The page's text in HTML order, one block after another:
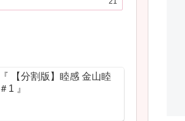
『 【分割版】睦感 金山睦
＃1 』